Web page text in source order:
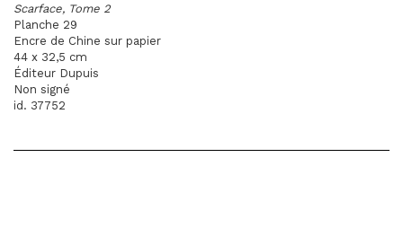
Scarface, Tome 2
Planche 29
Encre de Chine sur papier
44 x 32,5 cm
Éditeur Dupuis
Non signé
id. 37752